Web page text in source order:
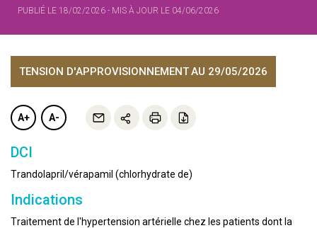
PUBLIÉ LE 18/02/2026 - MIS À JOUR LE 04/06/2026
TENSION D'APPROVISIONNEMENTAU 29/05/2026
A+ A-
DCI
Trandolapril/vérapamil (chlorhydrate de)
Indications
Traitement de l'hypertension artérielle chez les patients dont la